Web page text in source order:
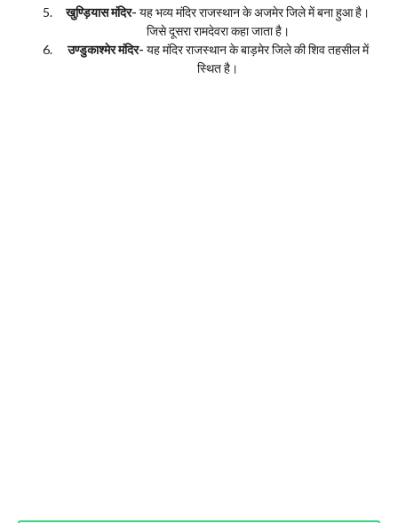
खुण्ड़ियास मंदिर- यह भव्य मंदिर राजस्थान के अजमेर जिले में बना हुआ है।
जिसे दूसरा रामदेवरा कहा जाता है।
उण्डुकाश्मेर मंदिर- यह मंदिर राजस्थान के बाड़मेर जिले की शिव तहसील में
स्थित है।